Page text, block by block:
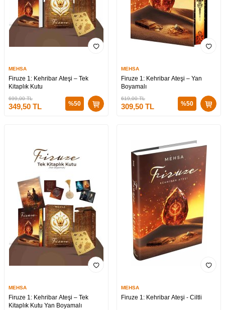
MEHSA
Firuze 1: Kehribar Ateşi – Tek
Kitaplık Kutu
699,00TL
349,50 TL %50
MEHSA
Firuze 1: Kehribar Ateşi – Yan
Boyamalı
619,00TL
309,50 TL %50
MEHSA
Firuze 1: Kehribar Ateşi – Tek
Kitaplık Kutu Yan Boyamalı
MEHSA
Firuze 1: Kehribar Ateşi - Ciltli